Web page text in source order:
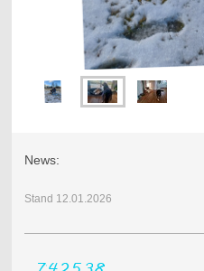
News:
Stand 12.01.2026